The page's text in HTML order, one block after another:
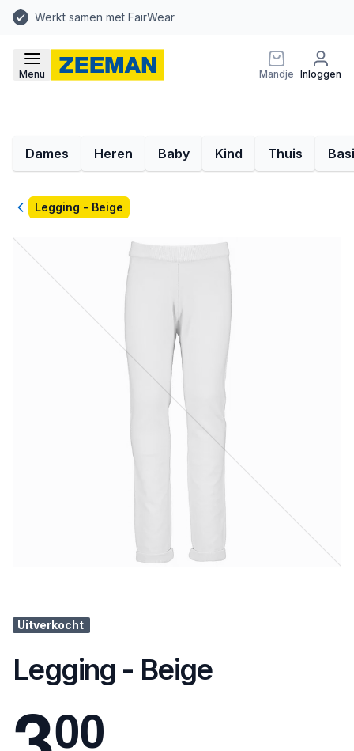
Werkt samen met FairWear
Menu Mandje Inloggen
Dames Heren Baby Kind Thuis
TerugLegging - Beige
Uitverkocht
Legging - Beige
00